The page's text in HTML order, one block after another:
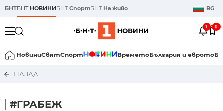
БНТБНТ НОВИНИБНТСпортБНТ На живо BG
1 0
НовиниСвятСпорт ВреметоБългария и еврото
НАЗАД
#ГРАБЕЖ